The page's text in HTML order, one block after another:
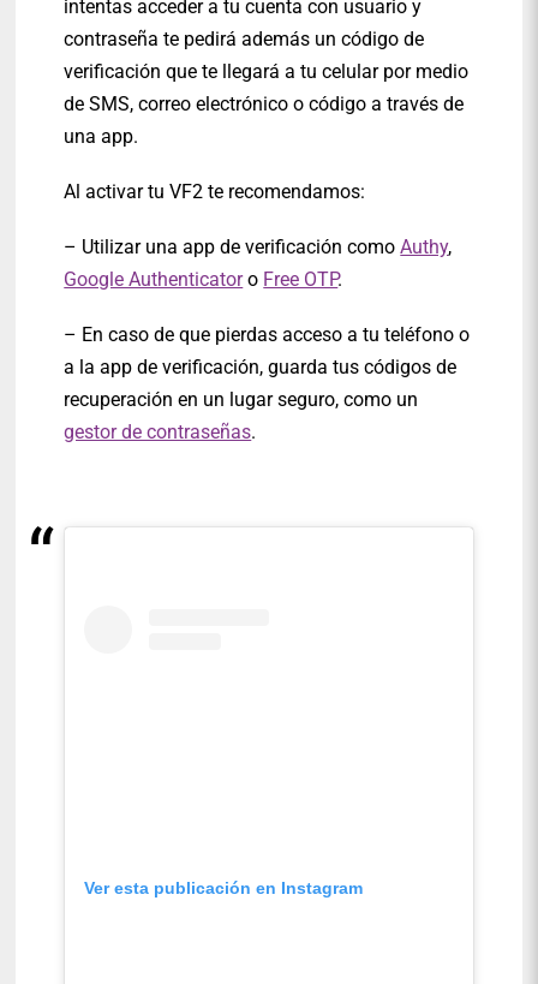
intentas acceder a tu cuenta con usuario y
contraseña te pedirá además un código de
verificación que te llegará a tu celular por medio
de SMS, correo electrónico o código a través de
una app.
Al activar tu VF2 te recomendamos:
– Utilizar una app de verificación comoAuthy,
Google Authenticatoro Free OTP.
– En caso de que pierdas acceso a tu teléfono o
a la app de verificación, guarda tus códigos de
recuperación en un lugar seguro, como un
gestor de contraseñas.
Ver esta publicación en Instagram